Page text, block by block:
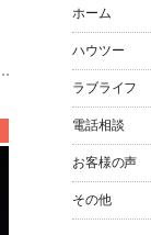
ホーム
ハウツー
ラブライフ
電話相談
お客様の声
その他